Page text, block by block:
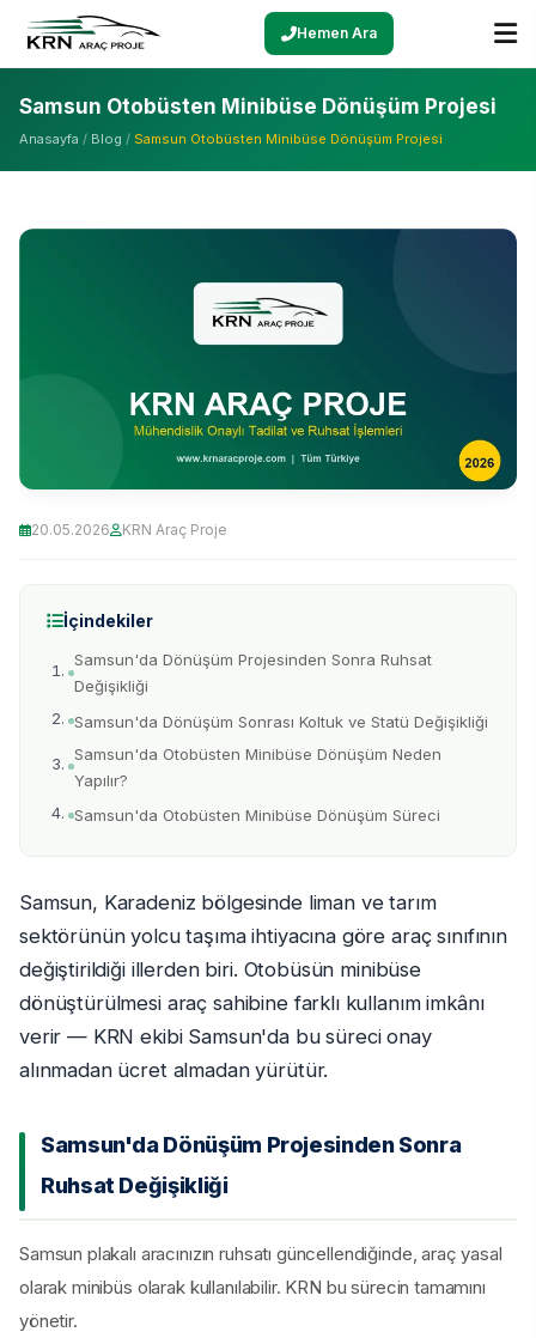
Hemen Ara
Samsun Otobüsten Minibüse Dönüşüm Projesi
Anasayfa / Blog / Samsun Otobüsten Minibüse Dönüşüm Projesi
20.05.2026 KRN Araç Proje
İçindekiler
Samsun'da Dönüşüm Projesinden Sonra Ruhsat
Değişikliği
Samsun'da Dönüşüm Sonrası Koltuk ve Statü Değişikliği
Samsun'da Otobüsten Minibüse Dönüşüm Neden
Yapılır?
Samsun'da Otobüsten Minibüse Dönüşüm Süreci
Samsun, Karadeniz bölgesinde liman ve tarım
sektörünün yolcu taşıma ihtiyacına göre araç sınıfının
değiştirildiği illerden biri. Otobüsün minibüse
dönüştürülmesi araç sahibine farklı kullanım imkânı
verir — KRN ekibi Samsun'da bu süreci onay
alınmadan ücret almadan yürütür.
Samsun'da Dönüşüm Projesinden Sonra
Ruhsat Değişikliği
Samsun plakalı aracınızın ruhsatı güncellendiğinde, araç yasal
olarak minibüs olarak kullanılabilir. KRN bu sürecin tamamını
yönetir.